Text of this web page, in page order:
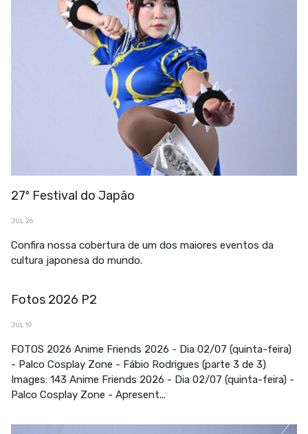
27º Festival do Japão
JUL 26
Confira nossa cobertura de um dos maiores eventos da
cultura japonesa do mundo.
Fotos 2026 P2
JUL 19
FOTOS 2026 Anime Friends 2026 - Dia 02/07 (quinta-feira)
- Palco Cosplay Zone - Fábio Rodrigues (parte 3 de 3)
Images: 143 Anime Friends 2026 - Dia 02/07 (quinta-feira) -
Palco Cosplay Zone - Apresent...